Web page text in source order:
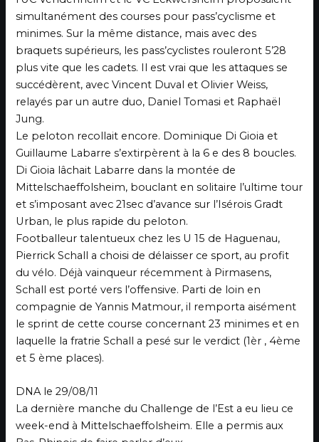
simultanément des courses pour pass’cyclisme et
minimes. Sur la même distance, mais avec des
braquets supérieurs, les pass’cyclistes rouleront 5’28
plus vite que les cadets. Il est vrai que les attaques se
succédèrent, avec Vincent Duval et Olivier Weiss,
relayés par un autre duo, Daniel Tomasi et Raphaël
Jung.
Le peloton recollait encore. Dominique Di Gioia et
Guillaume Labarre s’extirpèrent à la 6 e des 8 boucles.
Di Gioia lâchait Labarre dans la montée de
Mittelschaeffolsheim, bouclant en solitaire l’ultime tour
et s’imposant avec 21sec d’avance sur l’Isérois Gradt
Urban, le plus rapide du peloton.
Footballeur talentueux chez les U 15 de Haguenau,
Pierrick Schall a choisi de délaisser ce sport, au profit
du vélo. Déjà vainqueur récemment à Pirmasens,
Schall est porté vers l’offensive. Parti de loin en
compagnie de Yannis Matmour, il remporta aisément
le sprint de cette course concernant 23 minimes et en
laquelle la fratrie Schall a pesé sur le verdict (1èr , 4ème
et 5 ème places).
DNA le 29/08/11
La dernière manche du Challenge de l’Est a eu lieu ce
week-end à Mittelschaeffolsheim. Elle a permis aux